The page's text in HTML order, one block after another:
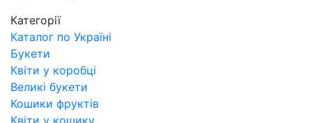
Категорії
Каталог по Україні
Букети
Квіти у коробці
Великі букети
Кошики фруктів
Квіти у кошику